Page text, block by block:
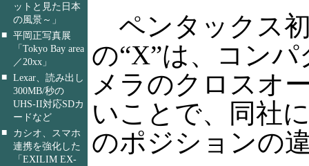
ットと見た日本
の風景～」
■ 平岡正写真展
「Tokyo Bay area
／20xx」
■ Lexar、読み出し
300MB/秒の
UHS-II対応SDカ
ードなど
■
カシオ、スマホ
連携を強化した
「EXILIM EX-
ペンタックス
の“X”は、コン
メラのクロスオ
いことで、同社
のポジションの